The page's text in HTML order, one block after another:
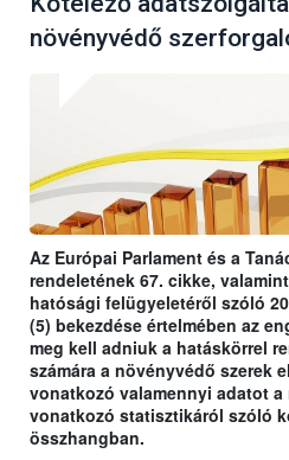
növényvédő
Az Európai Parlament és a
rendeletének 67. cikke,
hatósági felügyeletéről szóló
(5) bekezdése értelmében az
meg kell adniuk a hatáskörrel
számára a növényvédő szerek
vonatkozó valamennyi adatot
vonatkozó statisztikáról szóló
összhangban.